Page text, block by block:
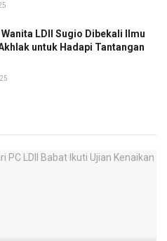
Wanita LDII Sugio Dibekali Ilmu
untuk Hadapi Tantangan